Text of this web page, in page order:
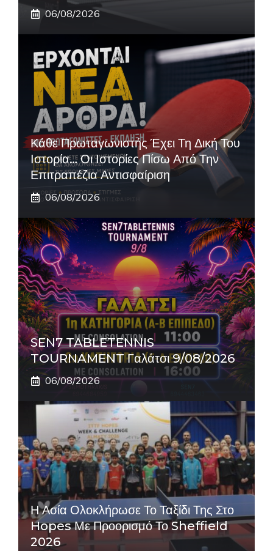
06/08/2026
Κάθε Πρωταγωνιστής Έχει Τη Δική Του
Ιστορία… Οι Ιστορίες Πίσω Από Την
Επιτραπέζια Αντισφαίριση
06/08/2026
SEN7 TABLETENNIS
TOURNAMENT Γαλάτσι 9/08/2026
06/08/2026
Η Ασία Ολοκλήρωσε Το Ταξίδι Της Στο
Hopes Με Προορισμό Το Sheffield
2026